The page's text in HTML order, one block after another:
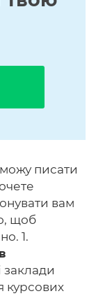
писати
вам
щоб
1.
заклади
курсових